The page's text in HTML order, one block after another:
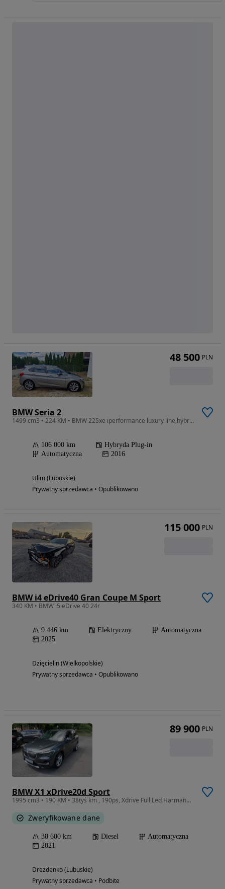
BMW Seria 2
1499 cm3 • 224 KM • BMW 225xe iperformance luxury line,hybryda plug in
106 000 km
Hybryda Plug-in
Automatyczna
2016
Ulim (Lubuskie)
Prywatny sprzedawca • Opublikowano
48 500 PLN
BMW i4 eDrive40 Gran Coupe M Sport
340 KM • BMW i5 eDrive 40 24r
9 446 km Elektryczny
Automatyczna
2025
Dzięcielin (Wielkopolskie)
Prywatny sprzedawca • Opublikowano
115 000 PLN
BMW X1 xDrive20d Sport
1995 cm3 • 190 KM • 38tyś km , 190ps, Xdrive Full Led Harmann Kardon-ZAREJESTROWANY
Zweryfikowane dane
38 600 km Diesel
Automatyczna
2021
Drezdenko (Lubuskie)
Prywatny sprzedawca • Podbite
89 900 PLN